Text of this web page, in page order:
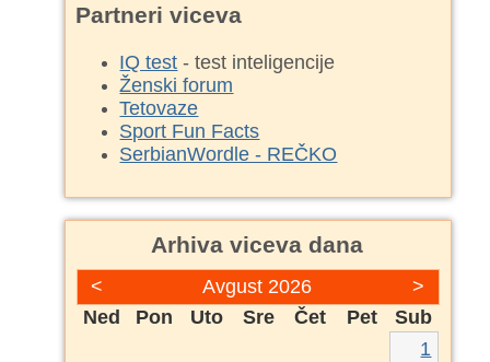
Partneri viceva
IQ test - test inteligencije
Ženski forum
Tetovaze
Sport Fun Facts
SerbianWordle - REČKO
Arhiva viceva dana
< >
Avgust 2026
Ned
Pon Uto Sre Čet Pet
Sub
1